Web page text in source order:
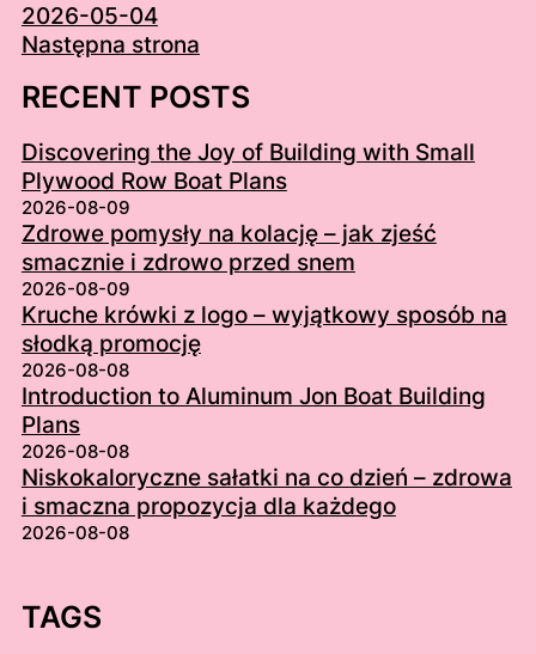
2026-05-04
Następna strona
RECENT POSTS
Discovering the Joy of Building with Small
Plywood Row Boat Plans
2026-08-09
Zdrowe pomysły na kolację – jak zjeść
smacznie i zdrowo przed snem
2026-08-09
Kruche krówki z logo – wyjątkowy sposób na
słodką promocję
2026-08-08
Introduction to Aluminum Jon Boat Building
Plans
2026-08-08
Niskokaloryczne sałatki na co dzień – zdrowa
i smaczna propozycja dla każdego
2026-08-08
TAGS